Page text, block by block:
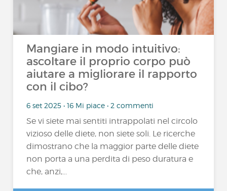
Mangiare in modo intuitivo:
ascoltare il proprio corpo può
aiutare a migliorare il rapporto
con il cibo?
6 set 2025 • 16 Mi piace • 2 commenti
Se vi siete mai sentiti intrappolati nel circolo
vizioso delle diete, non siete soli. Le ricerche
dimostrano che la maggior parte delle diete
non porta a una perdita di peso duratura e
che, anzi,...